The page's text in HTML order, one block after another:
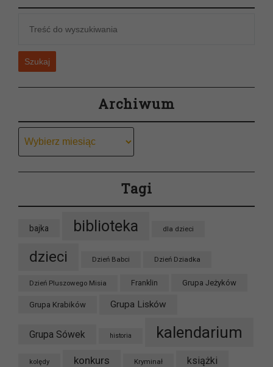
Szukaj
Archiwum
Tagi
bajka biblioteka dla dzieci
dzieci Dzień Babci Dzień Dziadka
Dzień Pluszowego Misia Franklin Grupa Jeżyków
Grupa Krabików Grupa Lisków
Grupa Sówek historia kalendarium
kolędy konkurs Kryminał książki